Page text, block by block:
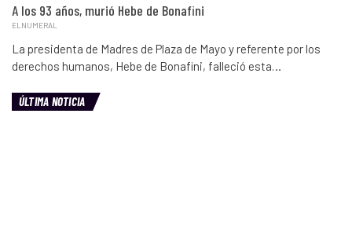
A los 93 años, murió Hebe de Bonafini
ELNUMERAL
La presidenta de Madres de Plaza de Mayo y referente por los
derechos humanos, Hebe de Bonafini, falleció esta…
ÚLTIMA NOTICIA